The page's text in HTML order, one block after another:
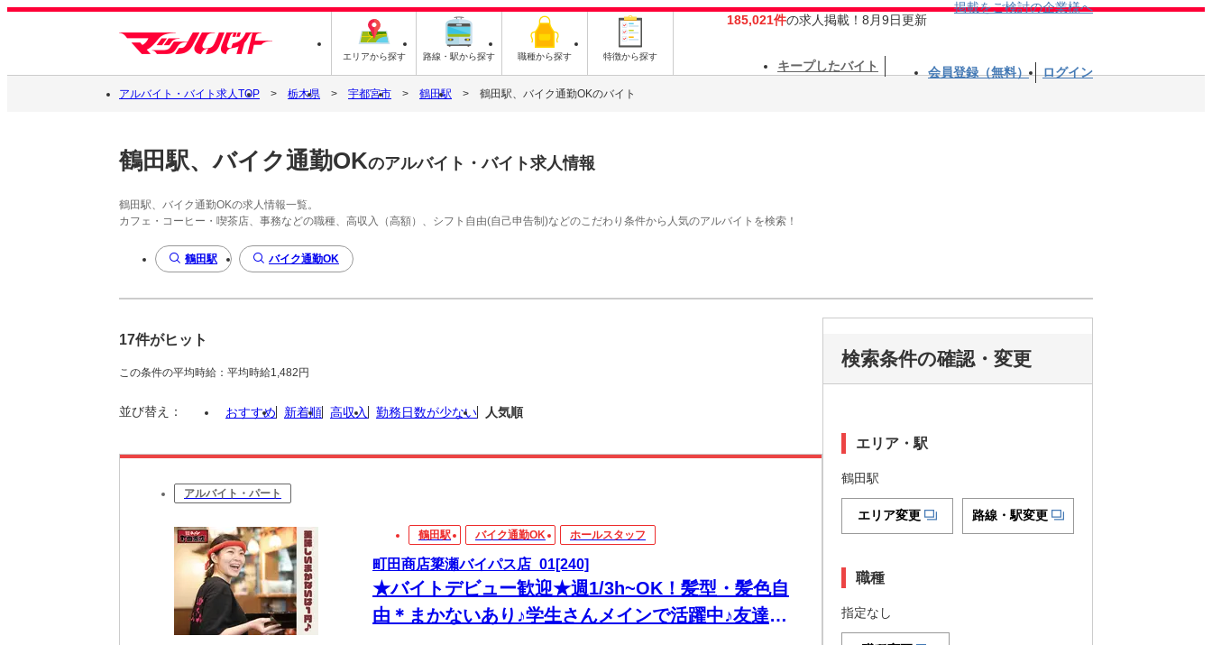
エリアから探す 路線・駅から探す 職種から探す 特徴から探す
185,021件の求人掲載！8月9日更新
掲載をご検討の企業様へ
キープしたバイト 会員登録（無料） ログイン
アルバイト・バイト求人TOP 栃木県 宇都宮市 鶴田駅 鶴田駅、バイク通勤OKのバイト
鶴田駅、バイク通勤OKのアルバイト・バイト求人情報
鶴田駅、バイク通勤OKの求人情報一覧。
カフェ・コーヒー・喫茶店、事務などの職種、高収入（高額）、シフト自由(自己申告制)などのこだわり条件から人気のアルバイトを検索！
鶴田駅 バイク通勤OK
17件がヒット
この条件の平均時給：平均時給1,482円
並び替え： おすすめ 新着順 高収入 勤務日数が少ない 人気順
アルバイト・パート
鶴田駅 バイク通勤OK ホールスタッフ
町田商店簗瀬バイパス店_01[240]
★バイトデビュー歓迎★週1/3h~OK！髪型・髪色自
由＊まかないあり♪学生さんメインで活躍中♪友達と
検索条件の確認・変更
エリア・駅
鶴田駅
エリア変更 路線・駅変更
職種
指定なし